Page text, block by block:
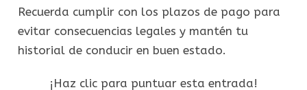
Recuerda cumplir con los plazos de pago para
evitar consecuencias legales y mantén tu
historial de conducir en buen estado.
¡Haz clic para puntuar esta entrada!